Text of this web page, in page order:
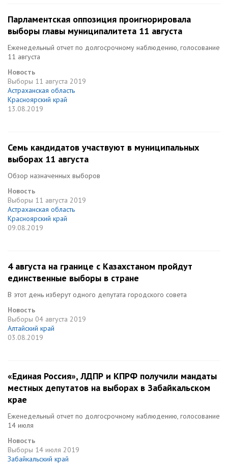
Парламентская оппозиция проигнорировала
выборы главы муниципалитета 11 августа
Еженедельный отчет по долгосрочному наблюдению, голосование
11 августа
Новость
Выборы 11 августа 2019
Астраханская область
Красноярский край
13.08.2019
Семь кандидатов участвуют в муниципальных
выборах 11 августа
Обзор назначенных выборов
Новость
Выборы 11 августа 2019
Астраханская область
Красноярский край
09.08.2019
4 августа на границе с Казахстаном пройдут
единственные выборы в стране
В этот день изберут одного депутата городского совета
Новость
Выборы 04 августа 2019
Алтайский край
03.08.2019
«Единая Россия», ЛДПР и КПРФ получили мандаты
местных депутатов на выборах в Забайкальском
крае
Еженедельный отчет по долгосрочному наблюдению, голосование
14 июля
Новость
Выборы 14 июля 2019
Забайкальский край